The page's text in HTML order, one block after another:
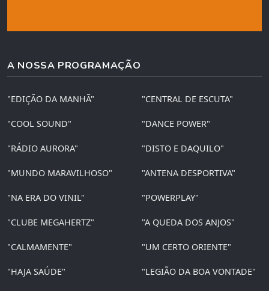
A NOSSA PROGRAMAÇÃO
"EDIÇÃO DA MANHÃ" "CENTRAL DE ESCUTA"
"COOL SOUND" "DANCE POWER"
"RÁDIO AURORA" "DISTO E DAQUILO"
"MUNDO MARAVILHOSO" "ANTENA DESPORTIVA"
"NA ERA DO VINIL" "POWERPLAY"
"CLUBE MEGAHERTZ" "A QUEDA DOS ANJOS"
"CALMAMENTE" "UM CERTO ORIENTE"
"HAJA SAÚDE" "LEGIÃO DA BOA VONTADE"